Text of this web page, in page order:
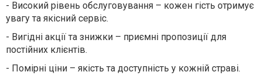
- Високий рівень обслуговування – кожен гість отримує
увагу та якісний сервіс.
- Вигідні акції та знижки – приємні пропозиції для
постійних клієнтів.
- Помірні ціни – якість та доступність у кожній страві.